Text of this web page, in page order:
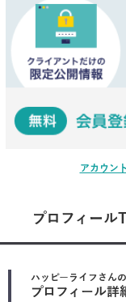
アカウン
プロフィール
ハッピーライフ さんの
プロフィール詳